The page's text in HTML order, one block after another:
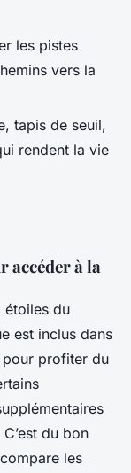
les pistes
vers la
tapis de seuil,
rendent la vie
accéder à la
étoiles du
est inclus dans
pour profiter du
du bon
les